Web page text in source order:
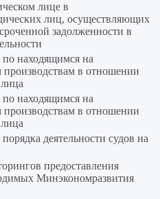
лице в
лиц, осуществляющих
задолженности в
находящимся на
в отношении
находящимся на
в отношении
деятельности судов на
предоставления
Минэкономразвития